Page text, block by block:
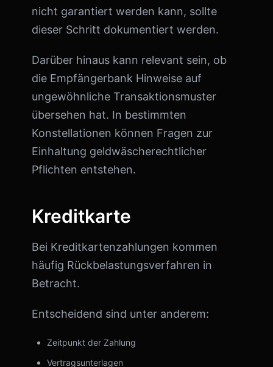
nicht garantiert werden kann, sollte
dieser Schritt dokumentiert werden.
Darüber hinaus kann relevant sein, ob
die Empfängerbank Hinweise auf
ungewöhnliche Transaktionsmuster
übersehen hat. In bestimmten
Konstellationen können Fragen zur
Einhaltung geldwäscherechtlicher
Pflichten entstehen.
Kreditkarte
Bei Kreditkartenzahlungen kommen
häufig Rückbelastungsverfahren in
Betracht.
Entscheidend sind unter anderem:
Zeitpunkt der Zahlung
Vertragsunterlagen